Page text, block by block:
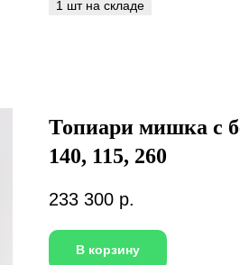
Топиари мишка с
140, 115, 260
233 300 р.
В корзину